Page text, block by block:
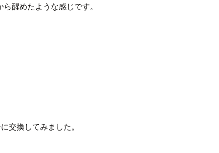
醒めたような感じです。
交換してみました。